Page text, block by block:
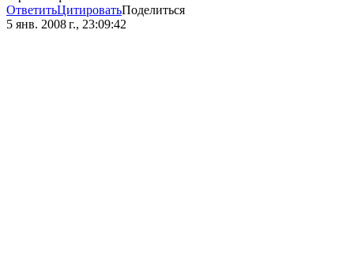
ОтветитьЦитироватьПоделиться
5 янв. 2008 г., 23:09:42